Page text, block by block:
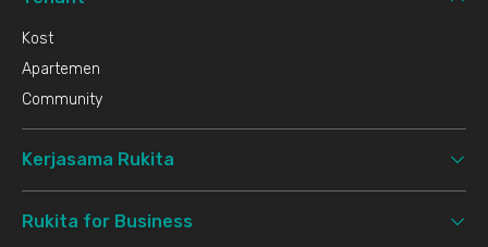
Kost
Apartemen
Community
Kerjasama Rukita
Rukita for Business